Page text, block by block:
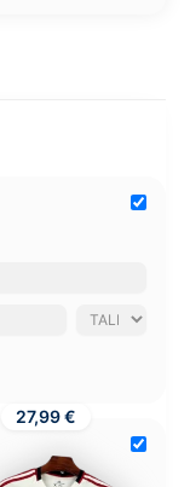
27,99 €